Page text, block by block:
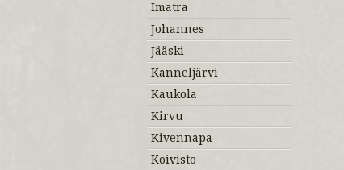
Imatra
Johannes
Jääski
Kanneljärvi
Kaukola
Kirvu
Kivennapa
Koivisto